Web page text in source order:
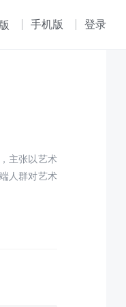
手机版 登录
主张以艺术
人群对艺术